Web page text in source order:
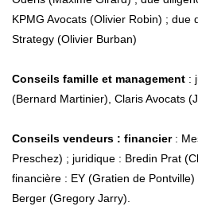
KPMG Avocats (Olivier Robin) ; due
Strategy (Olivier Burban)
Conseils famille et management :
(Bernard Martinier), Claris Avocats
Conseils vendeurs : financier:
Preschez) ; juridique : Bredin Prat
financière : EY (Gratien de
Berger (Gregory Jarry).